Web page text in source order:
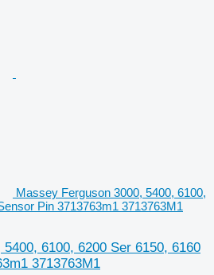
Massey Ferguson 3000, 5400, 6100,
Pin 3713763m1 3713763M1
6100, 6200 Ser 6150, 6160
3713763M1